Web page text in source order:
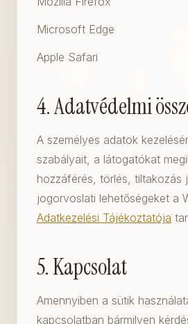
Microsoft Edge
Apple Safari
4. Adatvédelmi
A személyes adatok
szabályait, a látogatókat
hozzáférés, törlés, tiltakozás
jogorvoslati lehetőségeket a
Adatkezelési Tájékoztatója
5. Kapcsolat
Amennyiben a sütik
kapcsolatban bármilyen